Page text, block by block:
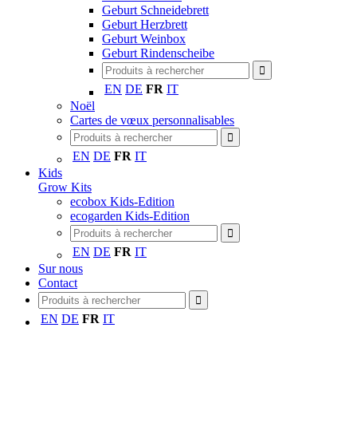
Geburt Schneidebrett
Geburt Herzbrett
Geburt Weinbox
Geburt Rindenscheibe
EN DE FR IT
Noël
Cartes de vœux personnalisables
EN DE FR IT
Kids
Grow Kits
ecobox Kids-Edition
ecogarden Kids-Edition
EN DE FR IT
Sur nous
Contact
EN DE FR IT